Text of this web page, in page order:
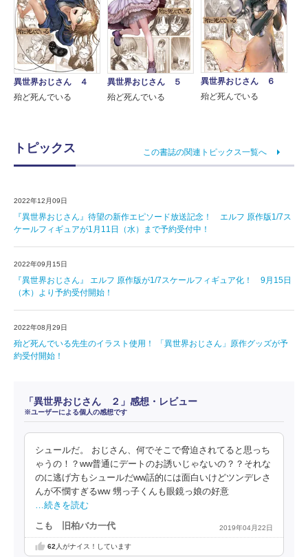
異世界おじさん ４
殆ど死んでいる
異世界おじさん ５
殆ど死んでいる
異世界おじさん ６
殆ど死んでいる
トピックス この書誌の関連トピックス一覧へ
2022年12月09日
『異世界おじさん』待望の新作エピソード放送記念！ エルフ 原作版1/7ス
ケールフィギュアが1月11日（水）まで予約受付中！
2022年09月15日
『異世界おじさん』 エルフ 原作版が1/7スケールフィギュア化！ 9月15日
（木）より予約受付開始！
2022年08月29日
殆ど死んでいる先生のイラスト使用！ 「異世界おじさん」原作グッズが予
約受付開始！
「異世界おじさん ２」感想・レビュー
※ユーザーによる個人の感想です
シュールだ。 おじさん、何でそこで脅迫されてると思っち
ゃうの！？ww普通にデートのお誘いじゃないの？？それな
のに逃げ方もシュールだww話的には面白いけどツンデレさ
んが不憫すぎるww 甥っ子くんも眼鏡っ娘の好意
…続きを読む
こも 旧柏バカ一代 2019年04月22日
62 人がナイス！しています